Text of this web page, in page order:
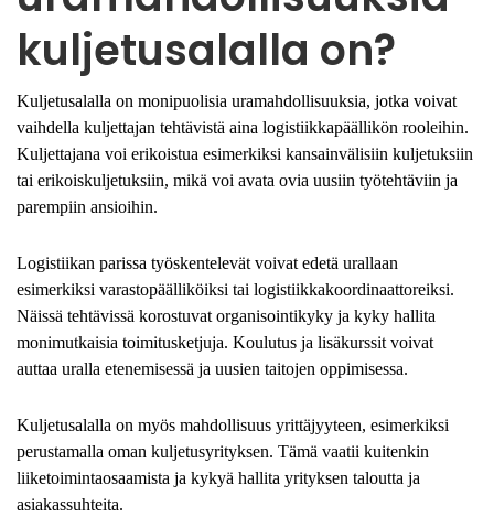
kuljetusalalla on?
Kuljetusalalla on monipuolisia uramahdollisuuksia, jotka voivat
vaihdella kuljettajan tehtävistä aina logistiikkapäällikön rooleihin.
Kuljettajana voi erikoistua esimerkiksi kansainvälisiin kuljetuksiin
tai erikoiskuljetuksiin, mikä voi avata ovia uusiin työtehtäviin ja
parempiin ansioihin.
Logistiikan parissa työskentelevät voivat edetä urallaan
esimerkiksi varastopäälliköiksi tai logistiikkakoordinaattoreiksi.
Näissä tehtävissä korostuvat organisointikyky ja kyky hallita
monimutkaisia toimitusketjuja. Koulutus ja lisäkurssit voivat
auttaa uralla etenemisessä ja uusien taitojen oppimisessa.
Kuljetusalalla on myös mahdollisuus yrittäjyyteen, esimerkiksi
perustamalla oman kuljetusyrityksen. Tämä vaatii kuitenkin
liiketoimintaosaamista ja kykyä hallita yrityksen taloutta ja
asiakassuhteita.